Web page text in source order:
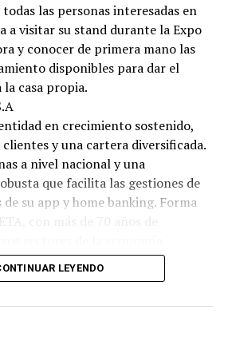
las personas interesadas en
a visitar su stand durante la Expo
y conocer de primera mano las
disponibles para dar el
la casa propia.
en crecimiento sostenido,
clientes y una cartera diversificada.
a nivel nacional y una
que facilita las gestiones de
su app y home banking. Forma
LEYENDO